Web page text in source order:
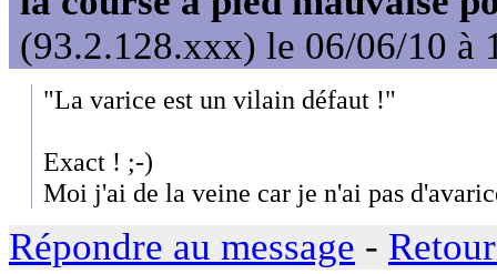
(93.2.128.xxx) le 06/06/10 à
"La varice est un vilain défaut !"
Exact ! ;-)
Moi j'ai de la veine car je n'ai pas
Répondre au message -